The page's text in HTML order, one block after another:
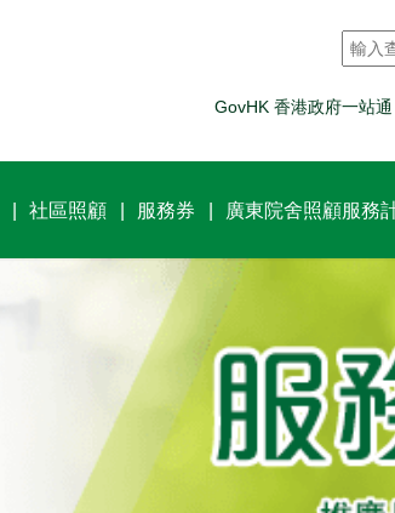
搜尋 *
GovHK 香港政府一站通
社區照顧 服務券 廣東院舍照顧服務